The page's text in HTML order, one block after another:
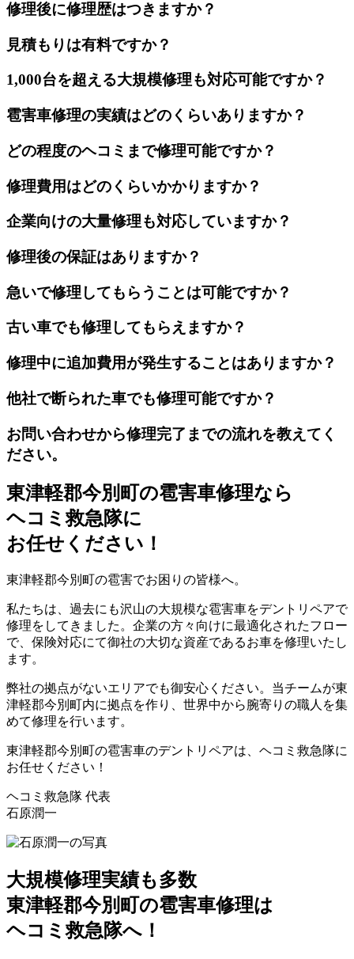
修理後に修理歴はつきますか？
見積もりは有料ですか？
1,000台を超える大規模修理も対応可能ですか？
雹害車修理の実績はどのくらいありますか？
どの程度のヘコミまで修理可能ですか？
修理費用はどのくらいかかりますか？
企業向けの大量修理も対応していますか？
修理後の保証はありますか？
急いで修理してもらうことは可能ですか？
古い車でも修理してもらえますか？
修理中に追加費用が発生することはありますか？
他社で断られた車でも修理可能ですか？
お問い合わせから修理完了までの流れを教えてく
ださい。
東津軽郡今別町の雹害車修理なら
ヘコミ救急隊に
お任せください！
東津軽郡今別町の雹害でお困りの皆様へ。
私たちは、過去にも沢山の大規模な雹害車をデントリペアで
修理をしてきました。企業の方々向けに最適化されたフロー
で、保険対応にて御社の大切な資産であるお車を修理いたし
ます。
弊社の拠点がないエリアでも御安心ください。当チームが東
津軽郡今別町内に拠点を作り、世界中から腕寄りの職人を集
めて修理を行います。
東津軽郡今別町の雹害車のデントリペアは、ヘコミ救急隊に
お任せください！
ヘコミ救急隊 代表
石原潤一
大規模修理実績も多数
東津軽郡今別町の雹害車修理は
ヘコミ救急隊へ！